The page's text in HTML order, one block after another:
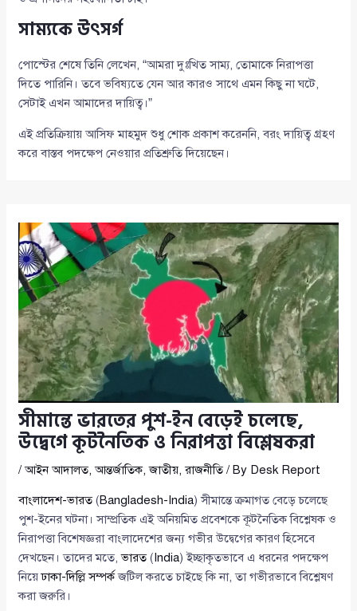
সাম্যকে উৎসর্গ
পোস্টের শেষে তিনি লেখেন, “আমরা দুঃখিত সাম্য, তোমাকে নিরাপত্তা
দিতে পারিনি। তবে ভবিষ্যতে যেন আর কারও সাথে এমন কিছু না ঘটে,
সেটাই এখন আমাদের দায়িত্ব।”
এই প্রতিক্রিয়ায় আসিফ মাহমুদ শুধু শোক প্রকাশ করেননি, বরং দায়িত্ব গ্রহণ
করে বাস্তব পদক্ষেপ নেওয়ার প্রতিশ্রুতি দিয়েছেন।
সীমান্তে ভারতের পুশ-ইন বেড়েই চলেছে,
উদ্বেগে কূটনৈতিক ও নিরাপত্তা বিশ্লেষকরা
/আইন আদালত,আন্তর্জাতিক,জাতীয়,রাজনীতি/ By Desk Report
বাংলাদেশ-ভারত(Bangladesh-India) সীমান্তে ক্রমাগত বেড়ে চলেছে
পুশ-ইনের ঘটনা। সাম্প্রতিক এই অনিয়মিত প্রবেশকে কূটনৈতিক বিশ্লেষক ও
নিরাপত্তা বিশেষজ্ঞরা বাংলাদেশের জন্য গভীর উদ্বেগের কারণ হিসেবে
দেখছেন। তাদের মতে,ভারত(India) ইচ্ছাকৃতভাবে এ ধরনের পদক্ষেপ
নিয়েঢাকা-দিল্লি সম্পর্কজটিল করতে চাইছে কি না, তা গভীরভাবে বিশ্লেষণ
করা জরুরি।